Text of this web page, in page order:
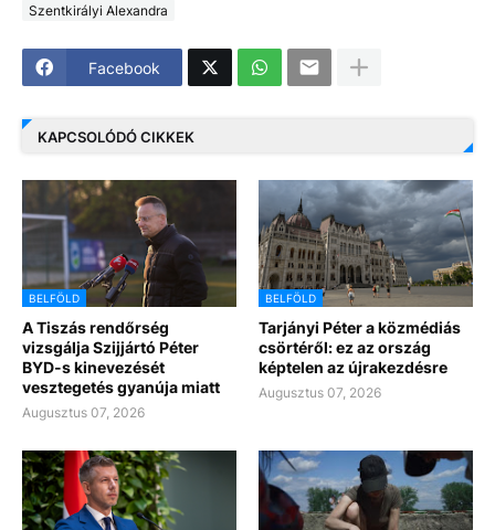
Szentkirályi Alexandra
Facebook
KAPCSOLÓDÓ CIKKEK
BELFÖLD
A Tiszás rendőrség
vizsgálja Szijjártó Péter
BYD-s kinevezését
vesztegetés gyanúja miatt
Augusztus 07, 2026
BELFÖLD
Tarjányi Péter a közmédiás
csörtéről: ez az ország
képtelen az újrakezdésre
Augusztus 07, 2026